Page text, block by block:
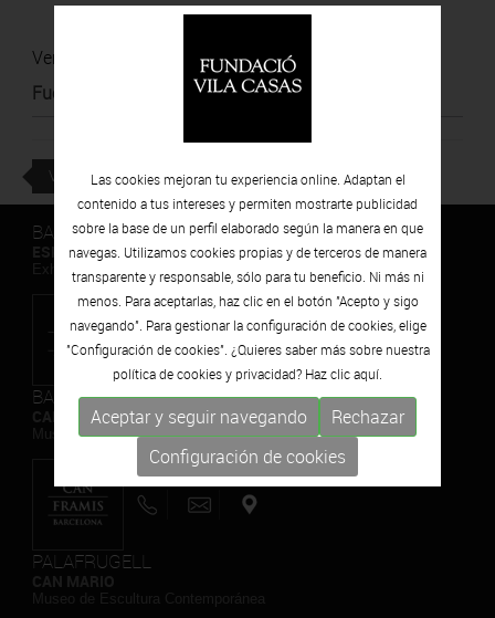
Ver noticia
Fuente
La Vanguardia
VOLVER
BARCELONA
ESPAIS VOLART
Exhibiciones temporales Arte Contemporáneo
BARCELONA
CAN FRAMIS
Museo de Pintura Contemporánea
PALAFRUGELL
Las cookies mejoran tu experiencia online. Adaptan el
contenido a tus intereses y permiten mostrarte publicidad
sobre la base de un perfil elaborado según la manera en que
navegas. Utilizamos cookies propias y de terceros de manera
transparente y responsable, sólo para tu beneficio. Ni más ni
menos. Para aceptarlas, haz clic en el botón "Acepto y sigo
navegando". Para gestionar la configuración de cookies, elige
"Configuración de cookies". ¿Quieres saber más sobre nuestra
política de cookies y privacidad? Haz clicaquí.
Aceptar y seguir navegando
Rechazar
Configuración de cookies